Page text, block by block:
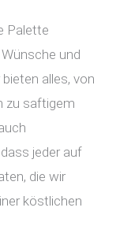
Palette
und
alles, von
zu saftigem
jeder auf
die wir
köstlichen